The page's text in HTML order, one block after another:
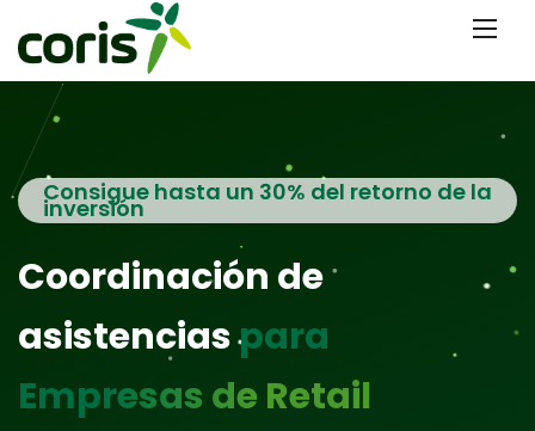
Consigue hasta un 30% del retorno de la
inversión
Coordinación de
asistenciaspara
Empresas de Retail